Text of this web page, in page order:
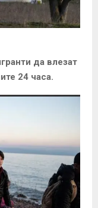
да влезат
24 часа.